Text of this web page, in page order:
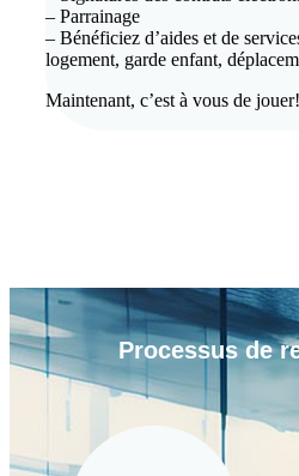
– Parrainage
– Bénéficiez d’aides et de
logement, garde enfant,
Maintenant, c’est à vous de
Processus de